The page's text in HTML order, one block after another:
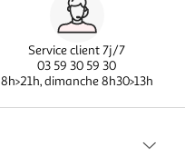
Service client 7j/7
03 59 30 59 30
8h>21h, dimanche 8h30>13h